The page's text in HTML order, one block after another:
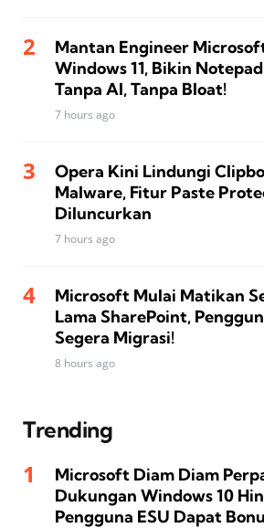
Mantan Engineer
Windows 11, Bikin
Tanpa AI, Tanpa Bloat!
7 hours ago
Opera Kini Lindungi
Malware, Fitur Paste
Diluncurkan
7 hours ago
Microsoft Mulai Matikan
Lama SharePoint,
Segera Migrasi!
8 hours ago
Trending
Microsoft Diam Diam
Dukungan Windows 10
Pengguna ESU Dapat